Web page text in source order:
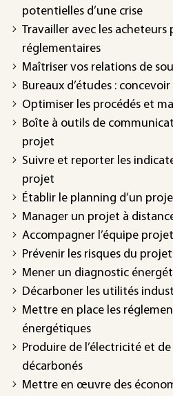
potentielles d’une crise
Travailler avec les acheteurs
réglementaires
Maîtriser vos relations de
Bureaux d’études :
Optimiser les procédés et
Boîte à outils de
projet
Suivre et reporter les
projet
Établir le planning d’un
Manager un projet à
Accompagner l’équipe
Prévenir les risques du projet
Mener un diagnostic
Décarboner les utilités
Mettre en place les
énergétiques
Produire de l’électricité et
décarbonés
Mettre en œuvre des